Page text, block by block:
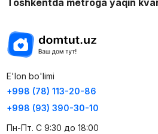
Toshkentda metroga yaqin
E'lon bo'limi
+998 (78) 113-20-86
+998 (93) 390-30-10
Пн-Пт. С 9:30 до 18:00